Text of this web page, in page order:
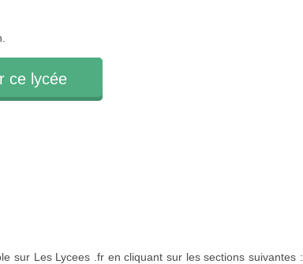
ce lycée
sur Les Lycees .fr en cliquant sur les sections suivantes :